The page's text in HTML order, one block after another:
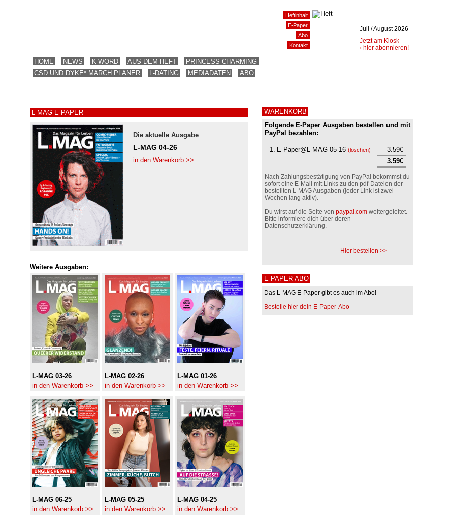
HOME NEWS K-WORD AUS DEM HEFT
PRINCESS CHARMING
CSD UND DYKE* MARCH PLANER
L-DATING MEDIADATEN ABO
L-MAG E-PAPER
Die aktuelle Ausgabe
L-MAG 04-26
in den Warenkorb >>
Weitere Ausgaben:
L-MAG 03-26
in den Warenkorb >>
L-MAG 02-26
in den Warenkorb >>
L-MAG 01-26
in den Warenkorb >>
L-MAG 06-25
in den Warenkorb >>
L-MAG 05-25
in den Warenkorb >>
L-MAG 04-25
in den Warenkorb >>
WARENKORB
Folgende E-Paper Ausgaben bestellen und mit
PayPal bezahlen:
1. E-Paper@L-MAG 05-16 (löschen)
3.59€
3.59€
Nach Zahlungsbestätigung von PayPal bekommst du
sofort eine E-Mail mit Links zu den pdf-Dateien der
bestellten L-MAG Ausgaben (jeder Link ist zwei
Wochen lang aktiv).
Du wirst auf die Seite von paypal.com weitergeleitet.
Bitte informiere dich über deren
Datenschutzerklärung.
Hier bestellen >>
E-PAPER-ABO
Das L-MAG E-Paper gibt es auch im Abo!
Bestelle hier dein E-Paper-Abo
Heftinhalt
E-Paper
Abo
Kontakt
Juli / August 2026
Jetzt am Kiosk
› hier abonnieren!